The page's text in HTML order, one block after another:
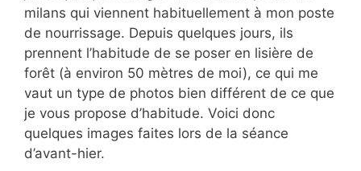
milans qui viennent habituellement à mon poste
de nourrissage. Depuis quelques jours, ils
prennent l’habitude de se poser en lisière de
forêt (à environ 50 mètres de moi), ce qui me
vaut un type de photos bien différent de ce que
je vous propose d’habitude. Voici donc
quelques images faites lors de la séance
d’avant-hier.